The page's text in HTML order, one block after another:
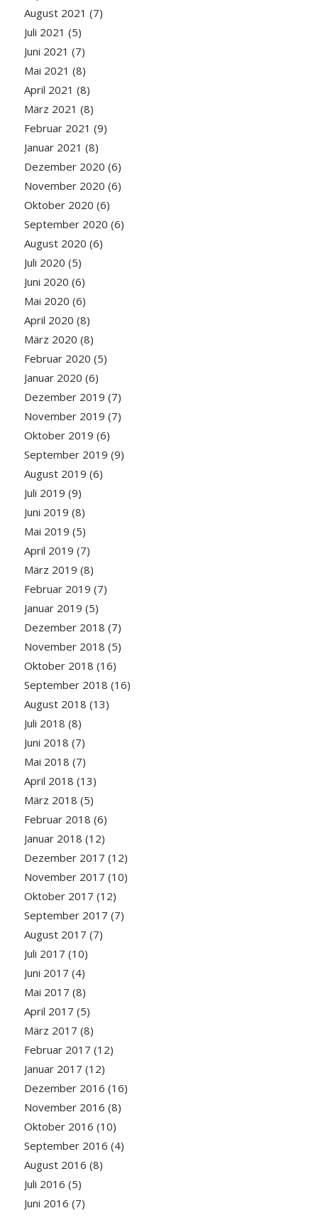
August 2021 (7)
Juli 2021 (5)
Juni 2021 (7)
Mai 2021 (8)
April 2021 (8)
März 2021 (8)
Februar 2021 (9)
Januar 2021 (8)
Dezember 2020 (6)
November 2020 (6)
Oktober 2020 (6)
September 2020 (6)
August 2020 (6)
Juli 2020 (5)
Juni 2020 (6)
Mai 2020 (6)
April 2020 (8)
März 2020 (8)
Februar 2020 (5)
Januar 2020 (6)
Dezember 2019 (7)
November 2019 (7)
Oktober 2019 (6)
September 2019 (9)
August 2019 (6)
Juli 2019 (9)
Juni 2019 (8)
Mai 2019 (5)
April 2019 (7)
März 2019 (8)
Februar 2019 (7)
Januar 2019 (5)
Dezember 2018 (7)
November 2018 (5)
Oktober 2018 (16)
September 2018 (16)
August 2018 (13)
Juli 2018 (8)
Juni 2018 (7)
Mai 2018 (7)
April 2018 (13)
März 2018 (5)
Februar 2018 (6)
Januar 2018 (12)
Dezember 2017 (12)
November 2017 (10)
Oktober 2017 (12)
September 2017 (7)
August 2017 (7)
Juli 2017 (10)
Juni 2017 (4)
Mai 2017 (8)
April 2017 (5)
März 2017 (8)
Februar 2017 (12)
Januar 2017 (12)
Dezember 2016 (16)
November 2016 (8)
Oktober 2016 (10)
September 2016 (4)
August 2016 (8)
Juli 2016 (5)
Juni 2016 (7)